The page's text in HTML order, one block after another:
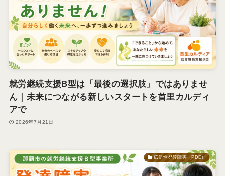
就労継続支援B型は「最後の選択肢」ではありませ
ん｜未来につながる新しいスタートを首里カルディ
アで
2026年7月21日
広汎性発達障害（PDD）